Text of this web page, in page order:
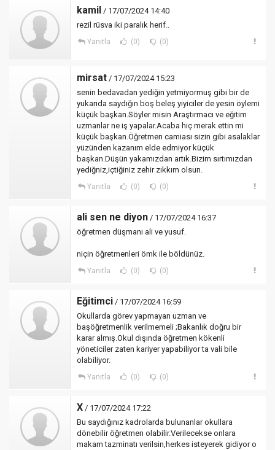
kamil / 17/07/2024 14:40
rezil rüsva iki paralık herif..
Yanıtla (0) (0)
mirsat / 17/07/2024 15:23
senin bedavadan yediğin yetmiyormuş gibi bir de
yukarıda saydığın boş beleş yiyiciler de yesin öylemi
küçük başkan.Söyler misin Araştırmacı ve eğitim
uzmanlar ne iş yapalar.Acaba hiç merak ettin mi
küçük başkan.Öğretmen camiası sizin gibi asalaklar
yüzünden kazanım elde edmiyor küçük
başkan.Düşün yakamızdan artık.Bizim sırtımızdan
yediğniz,içtiğiniz zehir zıkkım olsun.
Yanıtla (0) (0)
ali sen ne diyon / 17/07/2024 16:37
öğretmen düşmanı ali ve yusuf.
niçin öğretmenleri ömk ile böldünüz.
Yanıtla (0) (0)
Eğitimci / 17/07/2024 16:59
Okullarda görev yapmayan uzman ve
başöğretmenlik verilmemeli ;Bakanlık doğru bir
karar almış.Okul dışında öğretmen kökenli
yöneticiler zaten kariyer yapabiliyor ta vali bile
olabiliyor.
Yanıtla (0) (0)
X / 17/07/2024 17:22
Bu saydığınız kadrolarda bulunanlar okullara
dönebilir öğretmen olabilir.Verilecekse onlara
makam tazminatı verilsin,herkes isteyerek gidiyor o